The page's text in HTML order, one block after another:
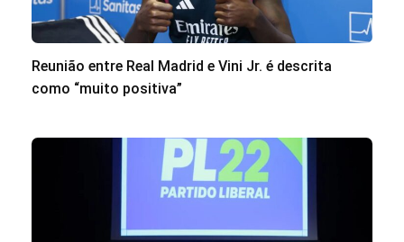
Reunião entre Real Madrid e Vini Jr. é descrita
como “muito positiva”